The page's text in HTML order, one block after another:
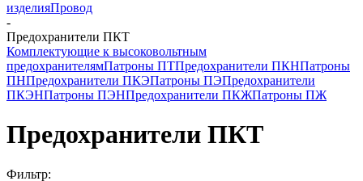
изделияПровод
-
Предохранители ПКТ
Комплектующие к высоковольтным
предохранителямПатроны ПТПредохранители ПКНПатроны
ПНПредохранители ПКЭПатроны ПЭПредохранители
ПКЭНПатроны ПЭНПредохранители ПКЖПатроны ПЖ
Предохранители ПКТ
Фильтр: